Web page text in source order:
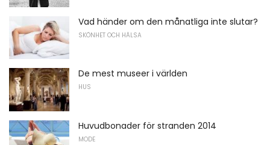
Vad händer om den månatliga inte slutar?
SKÖNHET OCH HÄLSA
De mest museer i världen
HUS
Huvudbonader för stranden 2014
MODE